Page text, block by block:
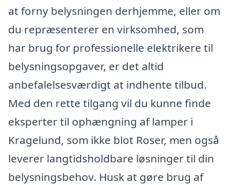
at forny belysningen derhjemme, eller om
du repræsenterer en virksomhed, som
har brug for professionelle elektrikere til
belysningsopgaver, er det altid
anbefalelsesværdigt at indhente tilbud.
Med den rette tilgang vil du kunne finde
eksperter til ophængning af lamper i
Kragelund, som ikke blot Roser, men også
leverer langtidsholdbare løsninger til din
belysningsbehov. Husk at gøre brug af